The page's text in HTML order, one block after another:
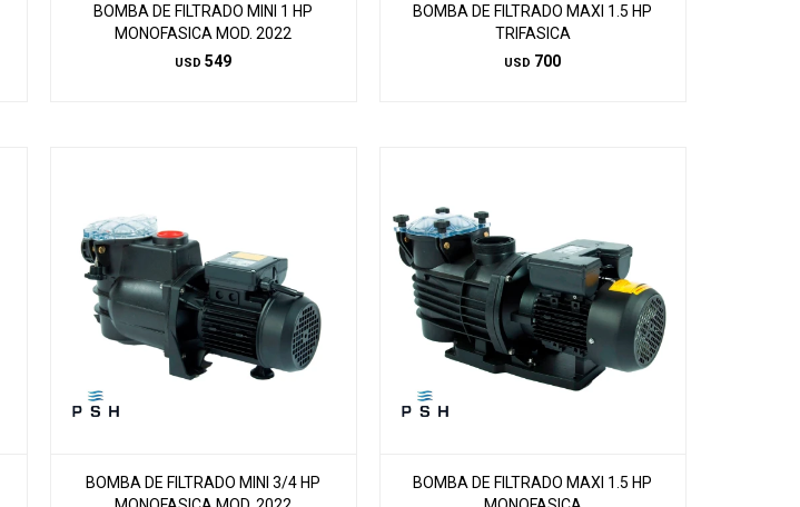
BOMBA DE FILTRADO MINI 1 HP
MONOFASICA MOD. 2022
USD 549
BOMBA DE FILTRADO MAXI 1.5 HP
TRIFASICA
USD 700
BOMBA DE FILTRADO MINI 3/4 HP
BOMBA DE FILTRADO MAXI 1.5 HP